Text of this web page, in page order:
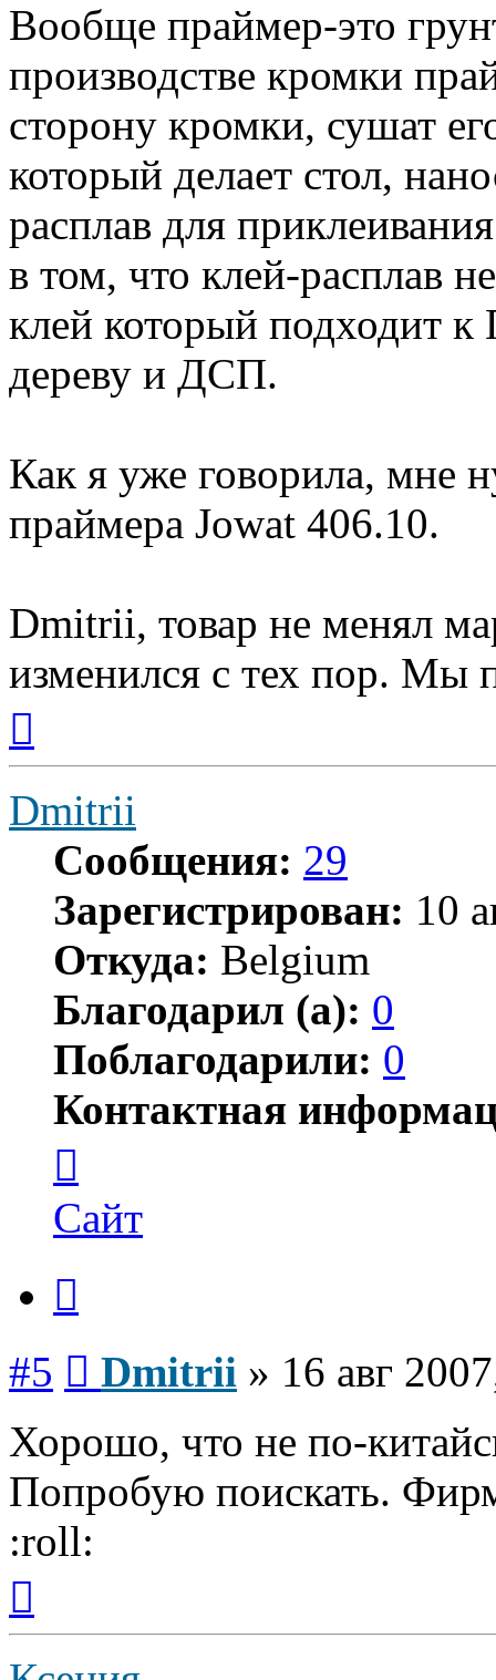
Вообще праймер-это
производстве кромки
сторону кромки, сушат
который делает стол,
расплав для
в том, что клей-расплав
клей который подходит
дереву и ДСП.
Как я уже говорила, мне
праймера Jowat 406.10.
Dmitrii, товар не менял
изменился с тех пор. Мы
началу
Dmitrii
Сообщения: 29
Зарегистрирован: 10
Откуда: Belgium
Благодарил (а): 0
Поблагодарили: 0
Контактная
пользователя
Dmitrii
Сайт
#5 Dmitrii » 16 авг
Хорошо, что не по-
Попробую поискать.
:roll:
началу